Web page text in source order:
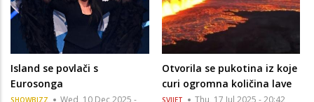
Island se povlači s
Eurosonga
SHOWBIZZ
Wed, 10 Dec 2025 -
Otvorila se pukotina iz koje
curi ogromna količina lave
SVIJET Thu, 17 Jul 2025 - 20:42